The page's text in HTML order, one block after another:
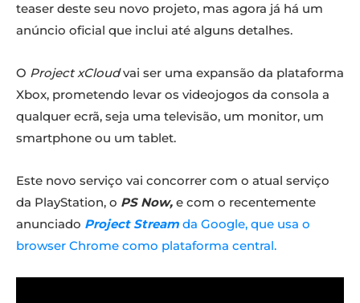
teaser deste seu novo projeto, mas agora já há um
anúncio oficial que inclui até alguns detalhes.
O Project xCloudvai ser uma expansão da plataforma
Xbox, prometendo levar os videojogos da consola a
qualquer ecrã, seja uma televisão, um monitor, um
smartphone ou um tablet.
Este novo serviço vai concorrer com o atual serviço
da PlayStation, o PS Now, e com o recentemente
anunciado Project Stream da Google, que usa o
browser Chrome como plataforma central.